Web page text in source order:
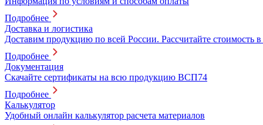
Подробнее
Доставка и логистика
Доставим продукцию по всей России. Рассчитайте стоимость в
Подробнее
Документация
Скачайте сертификаты на всю продукцию ВСП74
Подробнее
Калькулятор
Удобный онлайн калькулятор расчета материалов